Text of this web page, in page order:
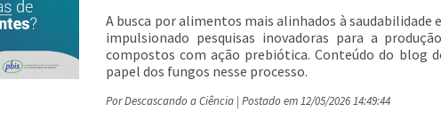
A busca por alimentos mais alinhados à saudabilidade
impulsionado pesquisas inovadoras para a
compostos com ação prebiótica. Conteúdo do blog
papel dos fungos nesse processo.
Por Descascando a Ciência | Postado em 12/05/2026 14:49:44